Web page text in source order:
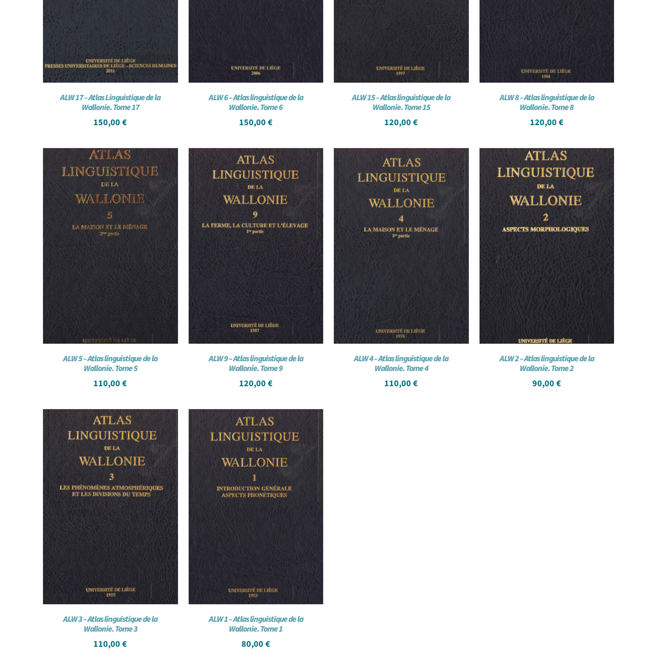
ALW 17 – Atlas Linguistique de la
Wallonie. Tome 17
150,00€
ALW 6 – Atlas linguistique de la
Wallonie. Tome 6
150,00 €
ALW 15 – Atlas linguistique de la
Wallonie. Tome 15
120,00€
ALW 8 – Atlas linguistique de la
Wallonie. Tome 8
120,00 €
ALW 5 – Atlas linguistique de la
Wallonie. Tome 5
110,00€
ALW 9 – Atlas linguistique de la
Wallonie. Tome 9
120,00 €
ALW 4 – Atlas linguistique de la
Wallonie. Tome 4
110,00€
ALW 2 – Atlas linguistique de la
Wallonie. Tome 2
90,00 €
ALW 3 – Atlas linguistique de la
Wallonie. Tome 3
110,00€
ALW 1 – Atlas linguistique de la
Wallonie. Tome 1
80,00 €